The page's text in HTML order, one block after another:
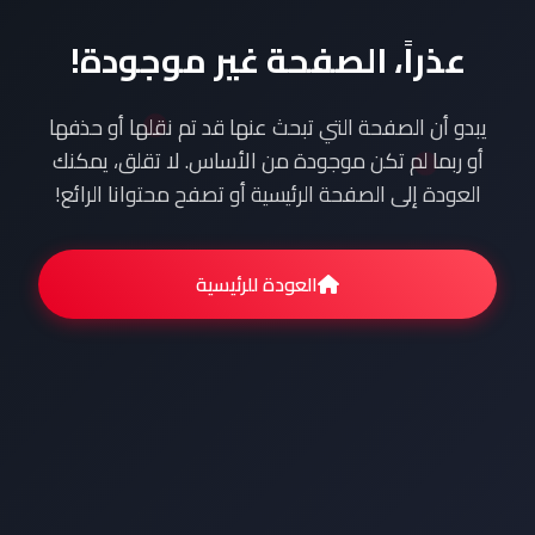
عذراً، الصفحة غير موجودة!
يبدو أن الصفحة التي تبحث عنها قد تم نقلها أو حذفها
أو ربما لم تكن موجودة من الأساس. لا تقلق، يمكنك
العودة إلى الصفحة الرئيسية أو تصفح محتوانا الرائع!
العودة للرئيسية